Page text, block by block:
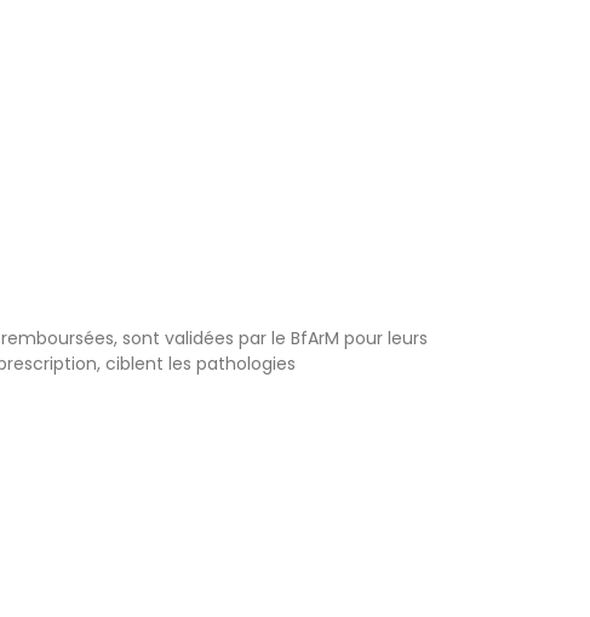
sont validées par le BfArM pour leurs
ciblent les pathologies